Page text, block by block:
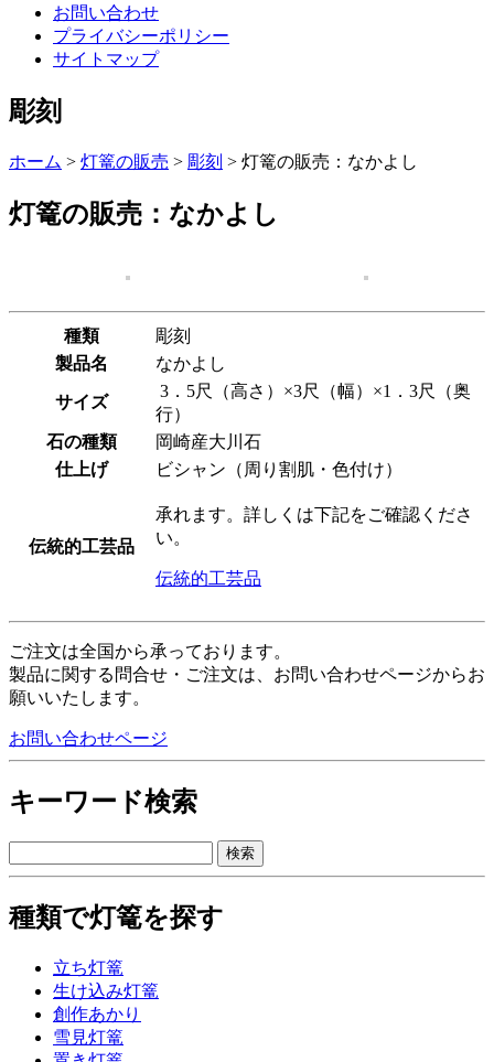
お問い合わせ
プライバシーポリシー
サイトマップ
彫刻
ホーム > 灯篭の販売 > 彫刻 > 灯篭の販売：なかよし
灯篭の販売：なかよし
種類
彫刻
製品名
なかよし
サイズ
3．5尺（高さ）×3尺（幅）×1．3尺（奥
行）
石の種類
岡崎産大川石
仕上げ
ビシャン（周り割肌・色付け）
伝統的工芸品
承れます。詳しくは下記をご確認くださ
い。
伝統的工芸品
ご注文は全国から承っております。
製品に関する問合せ・ご注文は、お問い合わせページからお
願いいたします。
お問い合わせページ
キーワード検索
種類で灯篭を探す
立ち灯篭
生け込み灯篭
創作あかり
雪見灯篭